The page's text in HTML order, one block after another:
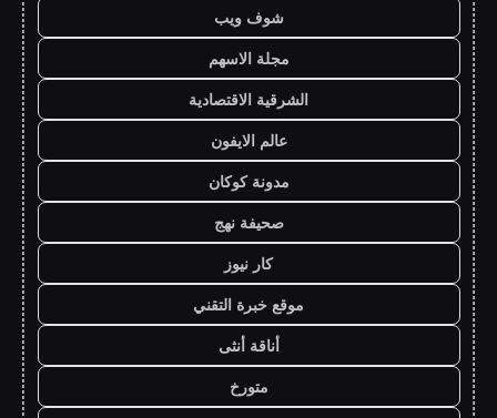
شوف ويب
مجلة الاسهم
الشرقية الاقتصادية
عالم الايفون
مدونة كوكان
صحيفة نهج
كار نيوز
موقع خبرة التقني
أناقة أنثى
متورخ